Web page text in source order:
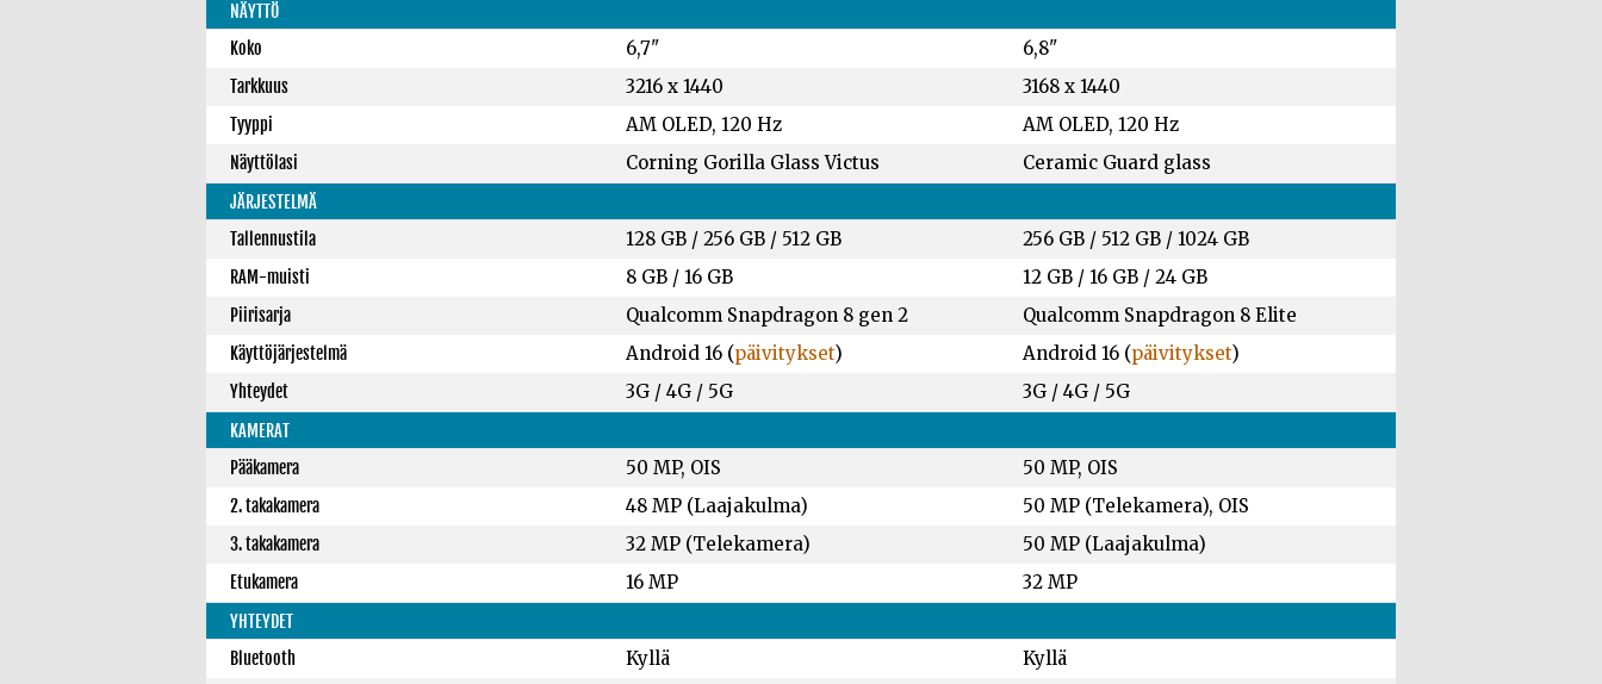
NÄYTTÖ
Koko
6,7" 6,8"
Tarkkuus 3216 x 1440 3168 x 1440
Tyyppi AM OLED, 120 Hz AM OLED, 120 Hz
Näyttölasi Corning Gorilla Glass Victus Ceramic Guard glass
JÄRJESTELMÄ
Tallennustila
128 GB /256 GB / 512 GB 256 GB/ 512 GB/ 1024 GB
RAM-muisti 8 GB /16 GB 12 GB/ 16 GB/ 24 GB
Piirisarja Qualcomm Snapdragon 8 gen 2 Qualcomm Snapdragon 8 Elite
Käyttöjärjestelmä Android 16 (päivitykset) Android 16 (päivitykset)
Yhteydet 3G / 4G / 5G 3G / 4G / 5G
KAMERAT
Pääkamera
50 MP, OIS 50 MP, OIS
2. takakamera 48 MP (Laajakulma) 50 MP (Telekamera), OIS
3. takakamera 32 MP (Telekamera) 50 MP (Laajakulma)
Etukamera 16 MP 32 MP
YHTEYDET
Bluetooth
Kyllä Kyllä